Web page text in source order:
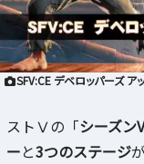
SFV:CE デベロッパーズ ア
ストⅤの「シーズンV
ーと3つのステージ